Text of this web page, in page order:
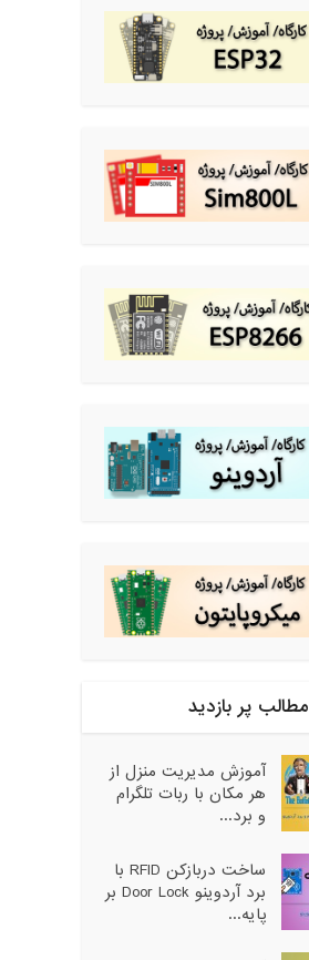
مطالب پر بازدید
آموزش مدیریت منزل از
هر مکان با ربات تلگرام
و برد...
ساخت دربازکن RFID با
برد آردوینو Door Lock بر
پایه...